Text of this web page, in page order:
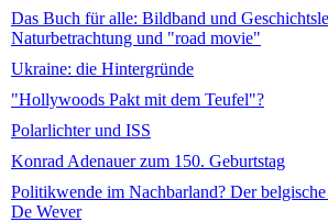
Das Buch für alle: Bildband und
Naturbetrachtung und "road movie"
Ukraine: die Hintergründe
"Hollywoods Pakt mit dem Teufel"?
Polarlichter und ISS
Konrad Adenauer zum 150. Geburtstag
Politikwende im Nachbarland? Der
De Wever